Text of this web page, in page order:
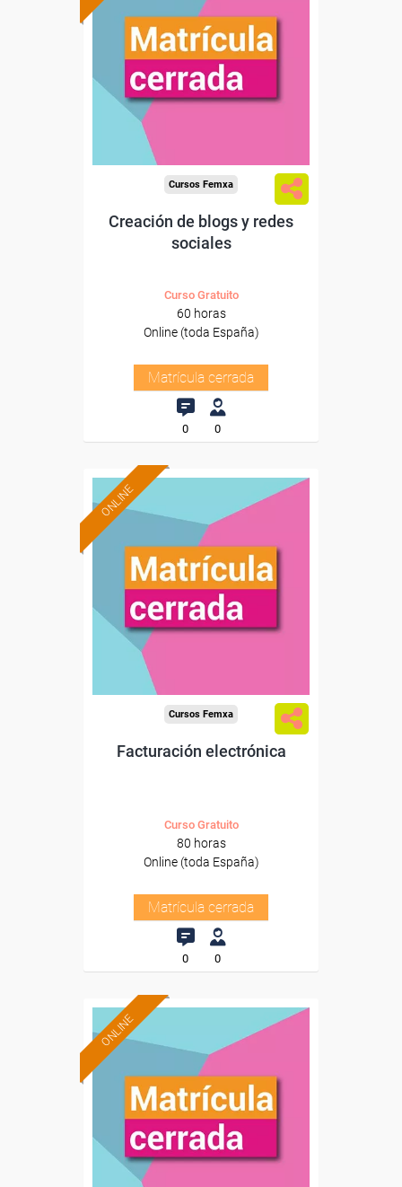
Cursos Femxa
Creación de blogs y redes
sociales
Curso Gratuito
60 horas
Online (toda España)
Matrícula cerrada
0 0
ONLINE
Cursos Femxa
Facturación electrónica
Curso Gratuito
80 horas
Online (toda España)
Matrícula cerrada
0 0
ONLINE